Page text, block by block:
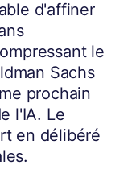
d'affiner
le
Sachs
prochain
l'IA. Le
en délibéré